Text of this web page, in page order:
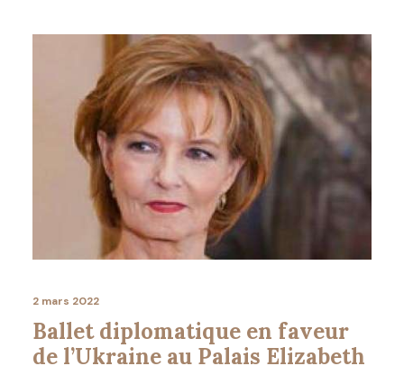
2 mars 2022
Ballet diplomatique en faveur
de l’Ukraine au Palais Elizabeth